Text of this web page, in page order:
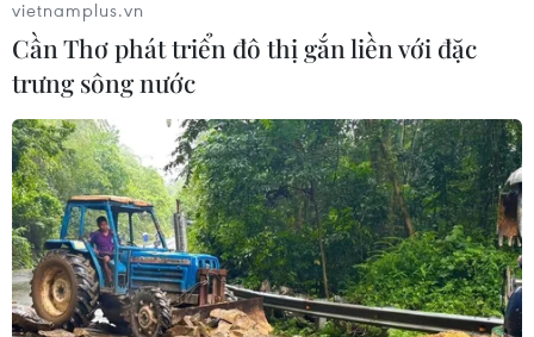
vietnamplus.vn
Cần Thơ phát triển đô thị gắn liền với đặc
trưng sông nước